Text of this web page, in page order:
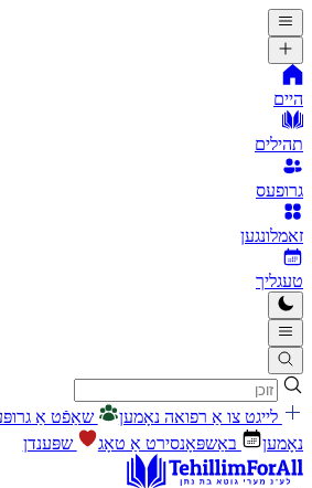
היים
תהילים
גרופעס
זאמלונגען
טעגליך
לייגט צו אַ רפואה נאָמען שאַפֿט אַ גרופּע
נאָמען
באַשפּאָנסירט אַ טאָג שפּענדן